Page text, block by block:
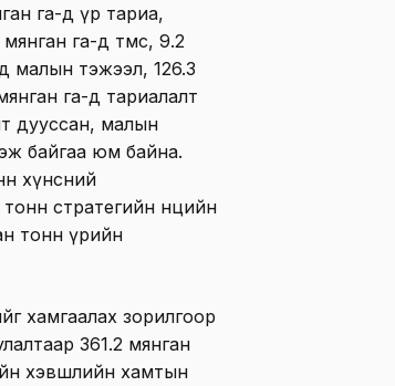
га-д үр тариа,
га-д төмс, 9.2
малын тэжээл, 126.3
га-д тариалалт
дууссан, малын
байгаа юм байна.
хүнсний
стратегийн нөөцийн
тонн үрийн
хамгаалах зорилгоор
361.2 мянган
хэвшлийн хамтын